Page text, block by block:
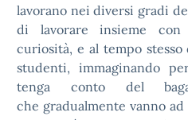
lavorano nei diversi gradi
di lavorare insieme
curiosità, e al tempo
studenti, immaginando
tenga conto del
che gradualmente vanno